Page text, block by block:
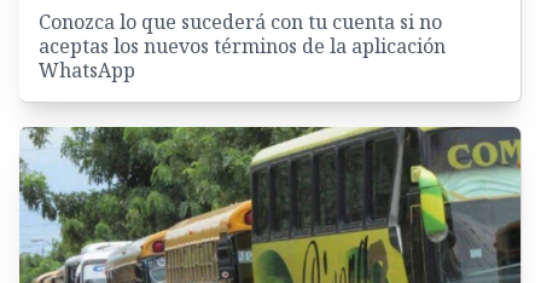
Conozca lo que sucederá con tu cuenta si no
aceptas los nuevos términos de la aplicación
WhatsApp